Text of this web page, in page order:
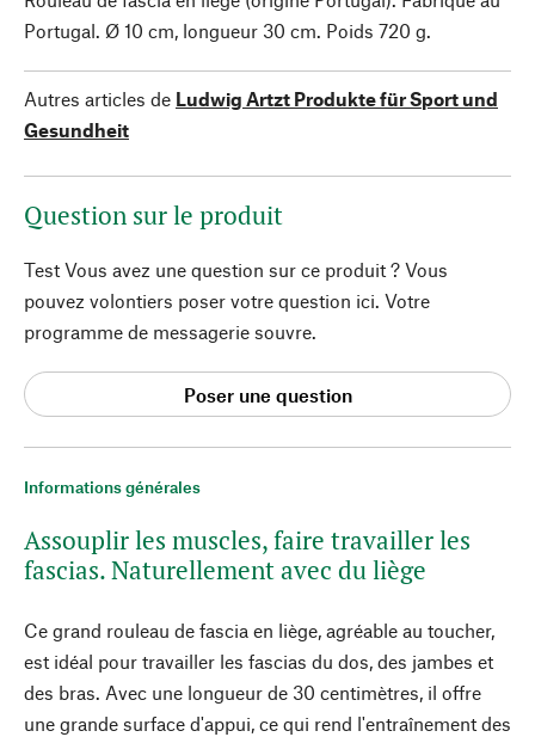
Informations générales
Assouplir les muscles, faire travailler les
fascias. Naturellement avec du liège
Ce grand rouleau de fascia en liège, agréable au toucher,
est idéal pour travailler les fascias du dos, des jambes et
des bras. Avec une longueur de 30 centimètres, il offre
une grande surface d'appui, ce qui rend l'entraînement des
Portugal. Ø 10 cm, longueur 30 cm. Poids 720 g.
Autres articles de Ludwig Artzt Produkte für Sport und
Gesundheit
Question sur le produit
Test Vous avez une question sur ce produit ? Vous
pouvez volontiers poser votre question ici. Votre
programme de messagerie souvre.
Poser une question